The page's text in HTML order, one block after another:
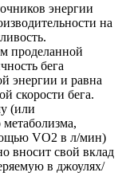
энергии
на
проделанной
бега
энергии и равна
скорости бега.
(или
метаболизма,
VO2 в л/мин)
вносит свой вклад
в джоулях/